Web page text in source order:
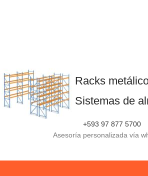
Racks
Sistemas de
+593 97 877 5700
Asesoría personalizada vía